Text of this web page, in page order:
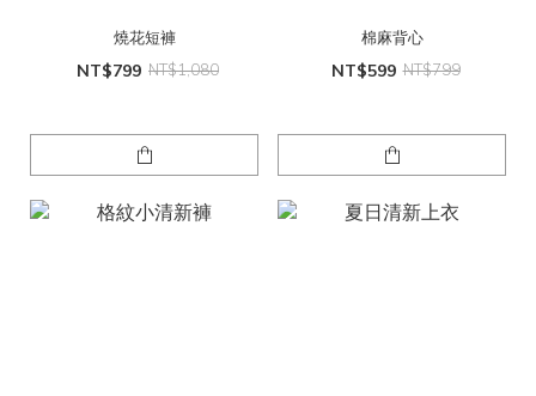
燒花短褲
NT$799 NT$1,080
棉麻背心
NT$599 NT$799